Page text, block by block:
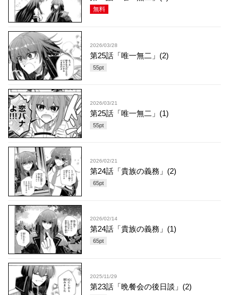
無料
2026/03/28
第25話「唯一無二」(2)
55pt
2026/03/21
第25話「唯一無二」(1)
55pt
2026/02/21
第24話「貴族の義務」(2)
65pt
2026/02/14
第24話「貴族の義務」(1)
65pt
2025/11/29
第23話「晩餐会の後日談」(2)